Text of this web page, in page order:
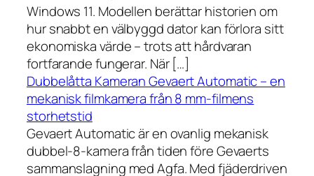
Windows 11. Modellen berättar historien om
hur snabbt en välbyggd dator kan förlora sitt
ekonomiska värde – trots att hårdvaran
fortfarande fungerar. När […]
Dubbelåtta Kameran Gevaert Automatic – en
mekanisk filmkamera från 8 mm-filmens
storhetstid
Gevaert Automatic är en ovanlig mekanisk
dubbel-8-kamera från tiden före Gevaerts
sammanslagning med Agfa. Med fjäderdriven